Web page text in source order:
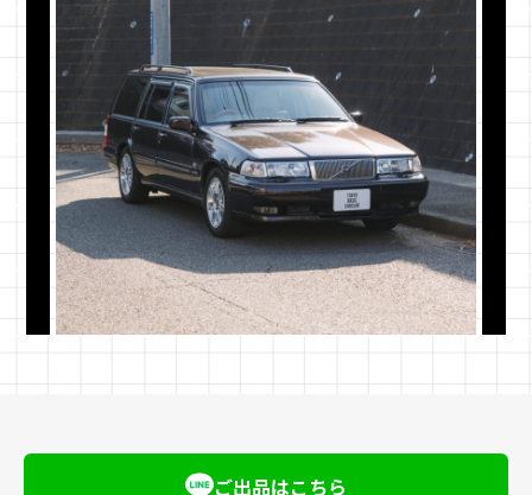
ご出品はこちら
TBCCでは、大切な車両の価値を守り、かつ安全に
確実にお手元へ届けるため、独自の配送基準を設け